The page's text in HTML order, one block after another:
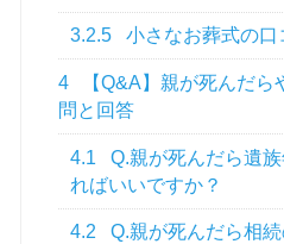
3.2.5 小さなお葬式の口
4
【Q&A】親が死んだ
問と回答
4.1
Q.親が死んだら遺
ればいいですか？
4.2
Q.親が死んだら相